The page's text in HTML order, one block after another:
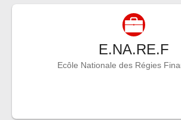
E.NA.RE.F
Ecôle Nationale des Régies